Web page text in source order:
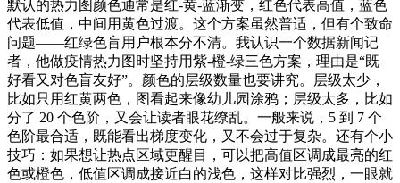
默认的热力图颜色通常是红‑黄‑蓝渐变，红色代表高值，蓝色
代表低值，中间用黄色过渡。这个方案虽然普适，但有个致命
问题——红绿色盲用户根本分不清。我认识一个数据新闻记
者，他做疫情热力图时坚持用紫‑橙‑绿三色方案，理由是“既
好看又对色盲友好”。颜色的层级数量也要讲究。层级太少，
比如只用红黄两色，图看起来像幼儿园涂鸦；层级太多，比如
分了 20 个色阶，又会让读者眼花缭乱。一般来说，5 到 7 个
色阶最合适，既能看出梯度变化，又不会过于复杂。还有个小
技巧：如果想让热点区域更醒目，可以把高值区调成最亮的红
色或橙色，低值区调成接近白的浅色，这样对比强烈，一眼就